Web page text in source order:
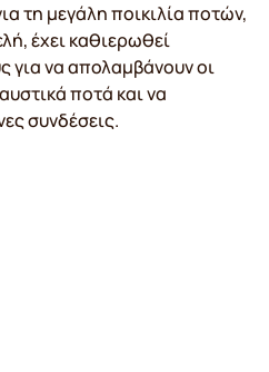
τη μεγάλη ποικιλία ποτών,
έχει καθιερωθεί
να απολαμβάνουν οι
ποτά και να
συνδέσεις.